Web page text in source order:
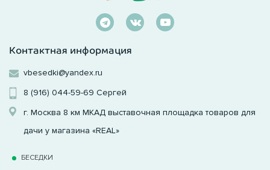
Контактная информация
vbesedki@yandex.ru
8 (916) 044-59-69 Сергей
г. Москва 8 км МКАД выставочная площадка товаров для
дачи у магазина «REAL»
БЕСЕДКИ